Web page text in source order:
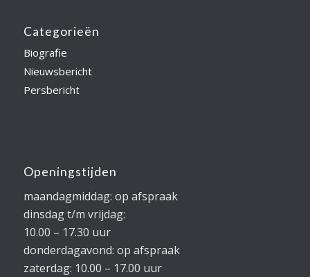
Categorieën
Biografie
Nieuwsbericht
Persbericht
Openingstijden
maandagmiddag: op afspraak
dinsdag t/m vrijdag:
10.00 – 17.30 uur
donderdagavond: op afspraak
zaterdag: 10.00 – 17.00 uur